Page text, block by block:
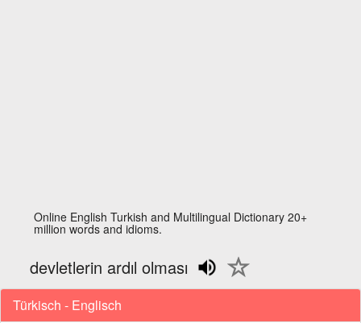
Online English Turkish and Multilingual Dictionary 20+
million words and idioms.
devletlerin ardıl olması
Türkisch - Englisch